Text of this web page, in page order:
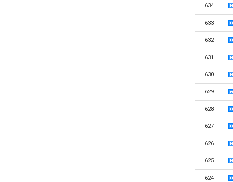
634
633
632
631
630
629
628
627
626
625
624